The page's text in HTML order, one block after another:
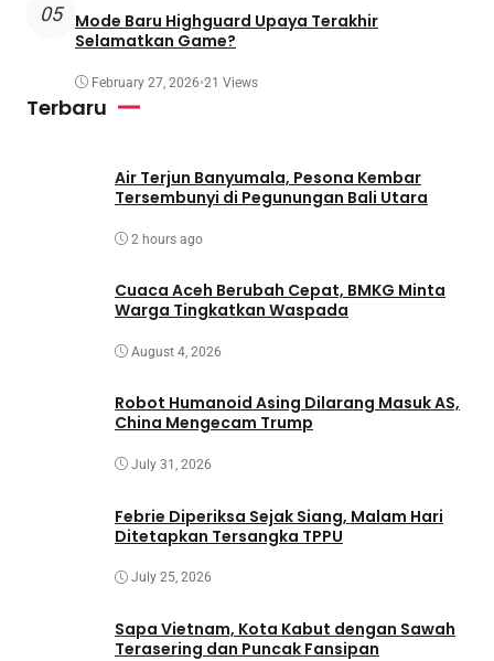
05
Mode Baru Highguard Upaya Terakhir
Selamatkan Game?
February 27, 2026•21 Views
Terbaru
Air Terjun Banyumala, Pesona Kembar
Tersembunyi di Pegunungan Bali Utara
2 hours ago
Cuaca Aceh Berubah Cepat, BMKG Minta
Warga Tingkatkan Waspada
August 4, 2026
Robot Humanoid Asing Dilarang Masuk AS,
China Mengecam Trump
July 31, 2026
Febrie Diperiksa Sejak Siang, Malam Hari
Ditetapkan Tersangka TPPU
July 25, 2026
Sapa Vietnam, Kota Kabut dengan Sawah
Terasering dan Puncak Fansipan